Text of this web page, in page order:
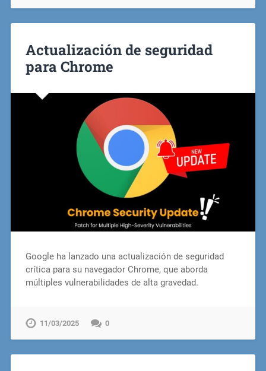
Actualización de seguridad
para Chrome
Google ha lanzado una actualización de seguridad
crítica para su navegador Chrome, que aborda
múltiples vulnerabilidades de alta gravedad.
11/03/2025 0